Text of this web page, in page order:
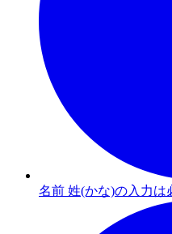
名前 姓(かな)の入力は